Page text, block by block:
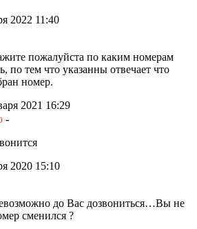
2022 11:40
пожалуйста по каким номерам
по тем что указанны отвечает что
номер.
2021 16:29
-
2020 15:10
до Вас дозвониться…Вы не
сменился ?